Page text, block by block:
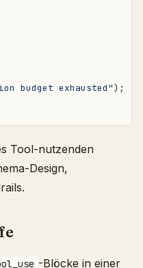
budget exhausted");
Tool-nutzenden
Design,
-Blöcke in einer